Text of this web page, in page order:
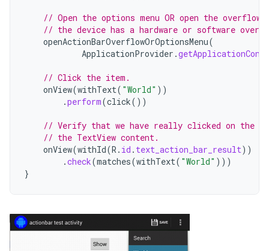
// Open the options menu OR open the overflow
// the device has a hardware or software
openActionBarOverflowOrOptionsMenu(
ApplicationProvider .
// Click the item.
onView(withText( "World" ))
.perform(click())
// Verify that we have really clicked on the
// the TextView content.
onView(withId(R . id . text_action_bar_result))
.check(matches(withText( "World" )))
}